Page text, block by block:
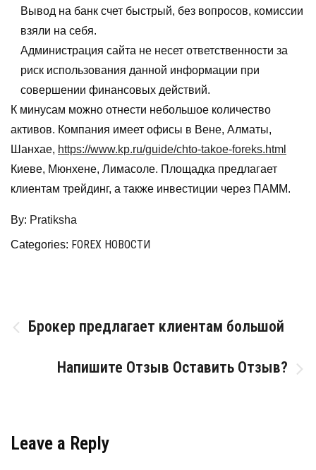
Вывод на банк счет быстрый, без вопросов, комиссии
взяли на себя.
Администрация сайта не несет ответственности за
риск использования данной информации при
совершении финансовых действий.
К минусам можно отнести небольшое количество
активов. Компания имеет офисы в Вене, Алматы,
Шанхае, https://www.kp.ru/guide/chto-takoe-foreks.html
Киеве, Мюнхене, Лимасоле. Площадка предлагает
клиентам трейдинг, а также инвестиции через ПАММ.
By: Pratiksha
Categories: FOREX НОВОСТИ
Post
navigation
Брокер предлагает клиентам большой
Напишите Отзыв Оставить Отзыв?
Leave a Reply